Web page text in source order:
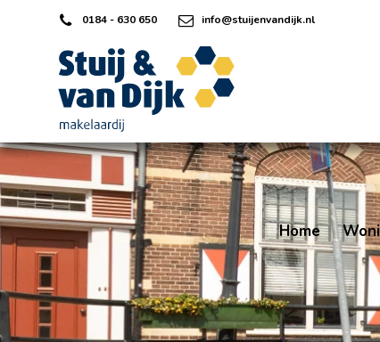
0184 - 630 650 info@stuijenvandijk.nl
Home